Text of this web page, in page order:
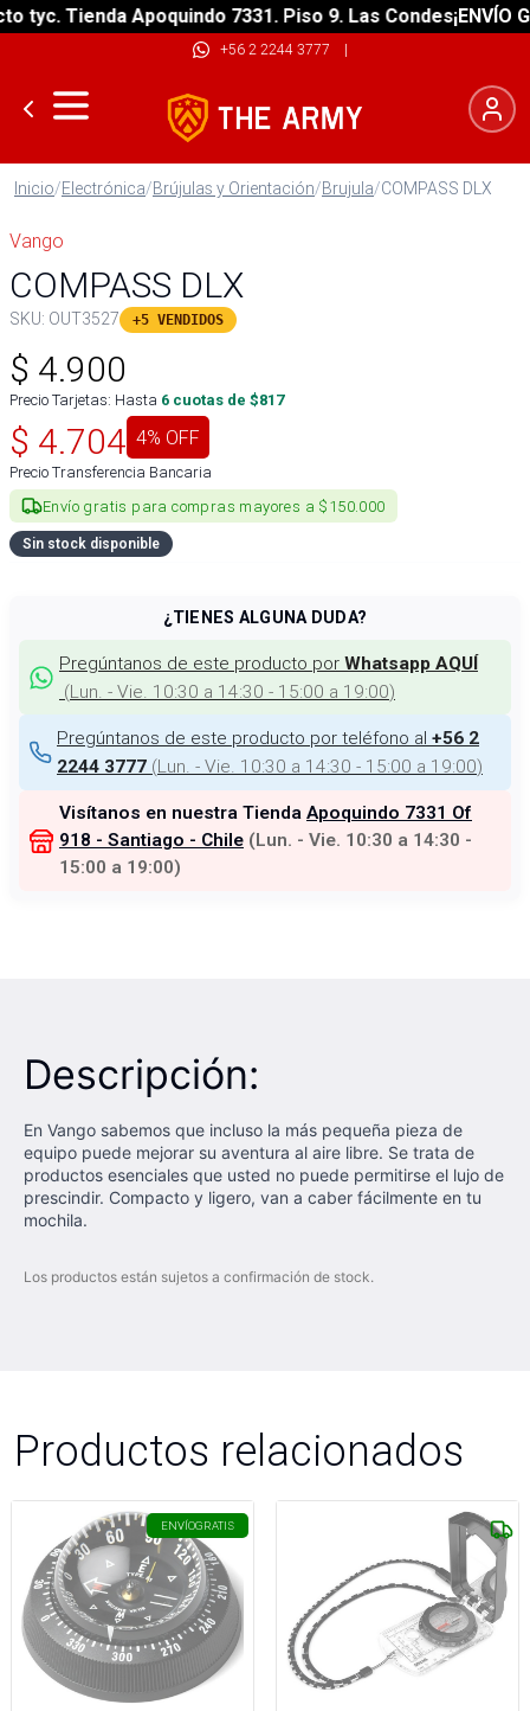
Tienda Apoquindo 7331. Piso 9. Las Condes¡ENVÍO
+56 2 2244 3777 |
Inicio/Electrónica/Brújulas y Orientación/Brujula/COMPASS DLX
Vango
COMPASS DLX
SKU: OUT3527 +5 VENDIDOS
$ 4.900
Precio Tarjetas: Hasta 6 cuotas de $817
$ 4.704 4% OFF
Precio Transferencia Bancaria
Envío gratis para compras mayores a $150.000
Sin stock disponible
¿TIENES ALGUNA DUDA?
Pregúntanos de este producto por Whatsapp AQUÍ
(Lun. - Vie. 10:30 a 14:30 - 15:00 a 19:00)
Pregúntanos de este producto por teléfono al +56 2
2244 3777 (Lun. - Vie. 10:30 a 14:30 - 15:00 a 19:00)
Visítanos en nuestra Tienda Apoquindo 7331 Of
918 - Santiago - Chile (Lun. - Vie. 10:30 a 14:30 -
15:00 a 19:00)
Descripción:
En Vango sabemos que incluso la más pequeña pieza de
equipo puede mejorar su aventura al aire libre. Se trata de
productos esenciales que usted no puede permitirse el lujo de
prescindir. Compacto y ligero, van a caber fácilmente en tu
mochila.
Los productos están sujetos a confirmación de stock.
Productos relacionados
ENVÍOGRATIS